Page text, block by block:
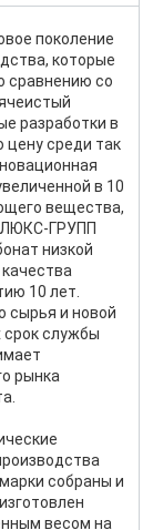
поколение
которые
сравнению со
разработки в
среди так
в 10
вещества,
ГРУПП
низкой
10 лет.
сырья и новой
службы
рынка
собраны и
весом на